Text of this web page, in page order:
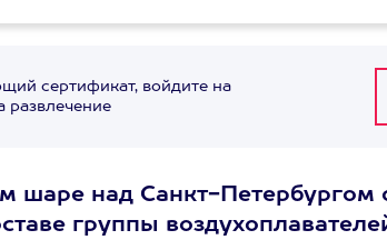
сертификат, войдите на
развлечение
шаре над Санкт-Петербургом
группы